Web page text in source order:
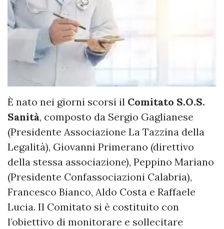
È nato nei giorni scorsi il Comitato S.O.S.
Sanità, composto da Sergio Gaglianese
(Presidente Associazione La Tazzina della
Legalità), Giovanni Primerano (direttivo
della stessa associazione), Peppino Mariano
(Presidente Confassociazioni Calabria),
Francesco Bianco, Aldo Costa e Raffaele
Lucia. Il Comitato si è costituito con
l’obiettivo di monitorare e sollecitare